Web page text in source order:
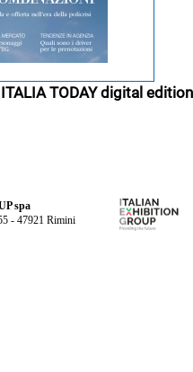
TODAY digital edition
spa
- 47921 Rimini